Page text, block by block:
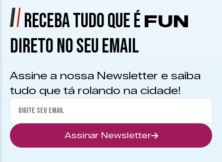
RECEBA TUDO QUE É FUN
DIRETO NO SEU EMAIL
Assine a nossa Newsletter e saiba
tudo que tá rolando na cidade!
Assinar Newsletter